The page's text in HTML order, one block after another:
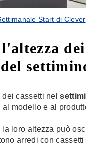
Start di Clever
dei
dei cassetti nel
al modello e al
la loro altezza può
arredi con